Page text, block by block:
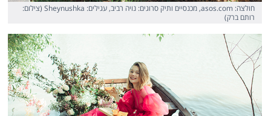
חולצה: asos.com, מכנסיים ותיק סרוגים: נויה רביב, עגילים: Sheynushka (צילום:
רותם ברק)